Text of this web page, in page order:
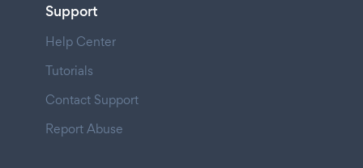
Support
Help Center
Tutorials
Contact Support
Report Abuse